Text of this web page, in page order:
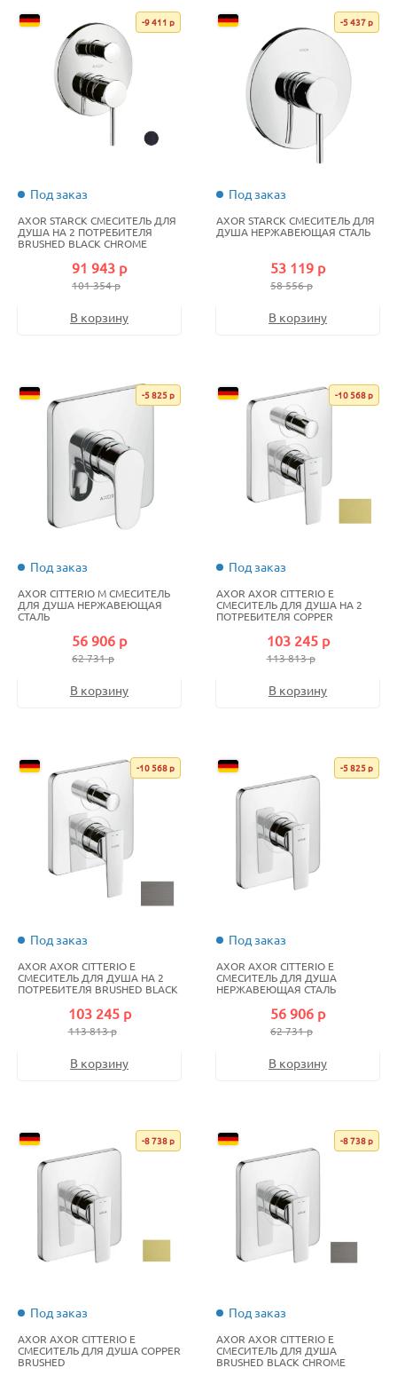
-9 411 р
Под заказ
AXOR STARCK СМЕСИТЕЛЬ ДЛЯ
ДУША НА 2 ПОТРЕБИТЕЛЯ
BRUSHED BLACK CHROME
91 943 р
101 354 р
В корзину
-5 437 р
Под заказ
AXOR STARCK СМЕСИТЕЛЬ ДЛЯ
ДУША НЕРЖАВЕЮЩАЯ СТАЛЬ
53 119 р
58 556 р
В корзину
-5 825 р
Под заказ
AXOR CITTERIO M СМЕСИТЕЛЬ
ДЛЯ ДУША НЕРЖАВЕЮЩАЯ
СТАЛЬ
56 906 р
62 731 р
В корзину
-10 568 р
Под заказ
AXOR AXOR CITTERIO E
СМЕСИТЕЛЬ ДЛЯ ДУША НА 2
ПОТРЕБИТЕЛЯ COPPER
103 245 р
113 813 р
В корзину
-10 568 р
Под заказ
AXOR AXOR CITTERIO E
СМЕСИТЕЛЬ ДЛЯ ДУША НА 2
ПОТРЕБИТЕЛЯ BRUSHED BLACK
103 245 р
113 813 р
В корзину
-5 825 р
Под заказ
AXOR AXOR CITTERIO E
СМЕСИТЕЛЬ ДЛЯ ДУША
НЕРЖАВЕЮЩАЯ СТАЛЬ
56 906 р
62 731 р
В корзину
-8 738 р
Под заказ
AXOR AXOR CITTERIO E
СМЕСИТЕЛЬ ДЛЯ ДУША COPPER
BRUSHED
-8 738 р
Под заказ
AXOR AXOR CITTERIO E
СМЕСИТЕЛЬ ДЛЯ ДУША
BRUSHED BLACK CHROME